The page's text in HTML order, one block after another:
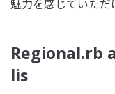
魅力を感じていただ
Regional.rb
lis